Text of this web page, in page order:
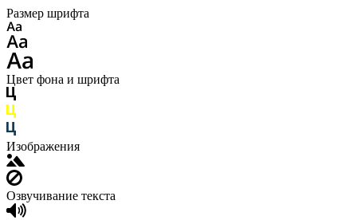
Размер шрифта
Цвет фона и шрифта
Изображения
Озвучивание текста